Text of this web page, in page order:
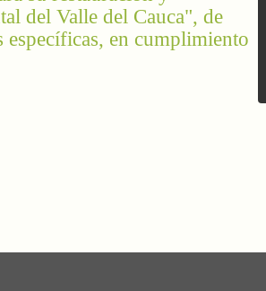
del Valle del Cauca", de
en cumplimiento